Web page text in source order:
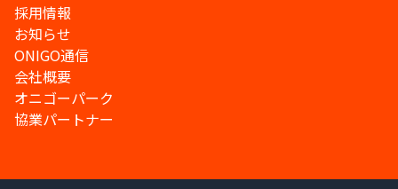
採用情報
お知らせ
ONIGO通信
会社概要
オニゴーパーク
協業パートナー